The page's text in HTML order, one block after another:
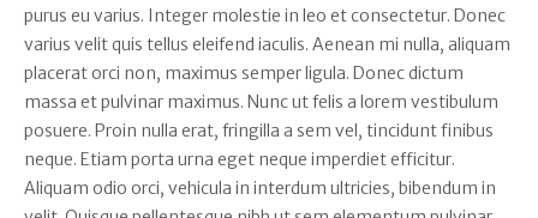
purus eu varius. Integer molestie in leo et consectetur. Donec
varius velit quis tellus eleifend iaculis. Aenean mi nulla, aliquam
placerat orci non, maximus semper ligula. Donec dictum
massa et pulvinar maximus. Nunc ut felis a lorem vestibulum
posuere. Proin nulla erat, fringilla a sem vel, tincidunt finibus
neque. Etiam porta urna eget neque imperdiet efficitur.
Aliquam odio orci, vehicula in interdum ultricies, bibendum in